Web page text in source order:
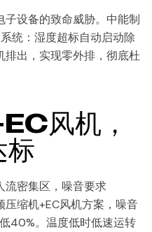
设备的致命威胁。中能制
统：湿度超标自动启动除
出，实现零外排，彻底杜
风机，
标
流密集区，噪音要求
缩机+EC风机方案，噪音
40%。温度低时低速运转